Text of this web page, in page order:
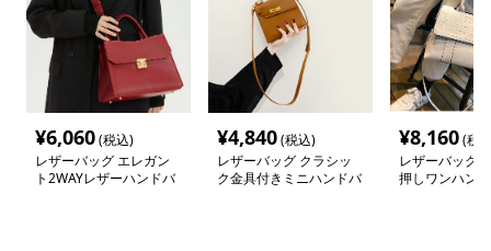
¥6,060(税込)
レザーバッグ エレガン
ト2WAYレザーハンドバ
¥4,840(税込)
レザーバッグ クラシッ
ク金具付きミニハンドバ
¥8,160(税
レザーバッグ
押しワンハン